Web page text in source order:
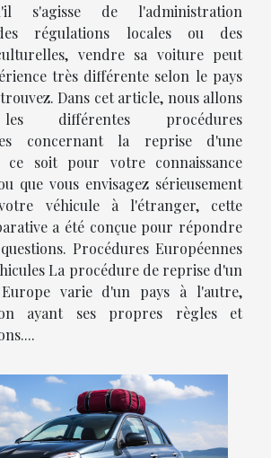
s'agisse de l'administration
régulations locales ou des
vendre sa voiture peut
très différente selon le pays
Dans cet article, nous allons
différentes procédures
concernant la reprise d'une
ce soit pour votre connaissance
que vous envisagez sérieusement
véhicule à l'étranger, cette
a été conçue pour répondre
Procédures Européennes
La procédure de reprise d'un
varie d'un pays à l'autre,
ayant ses propres règles et